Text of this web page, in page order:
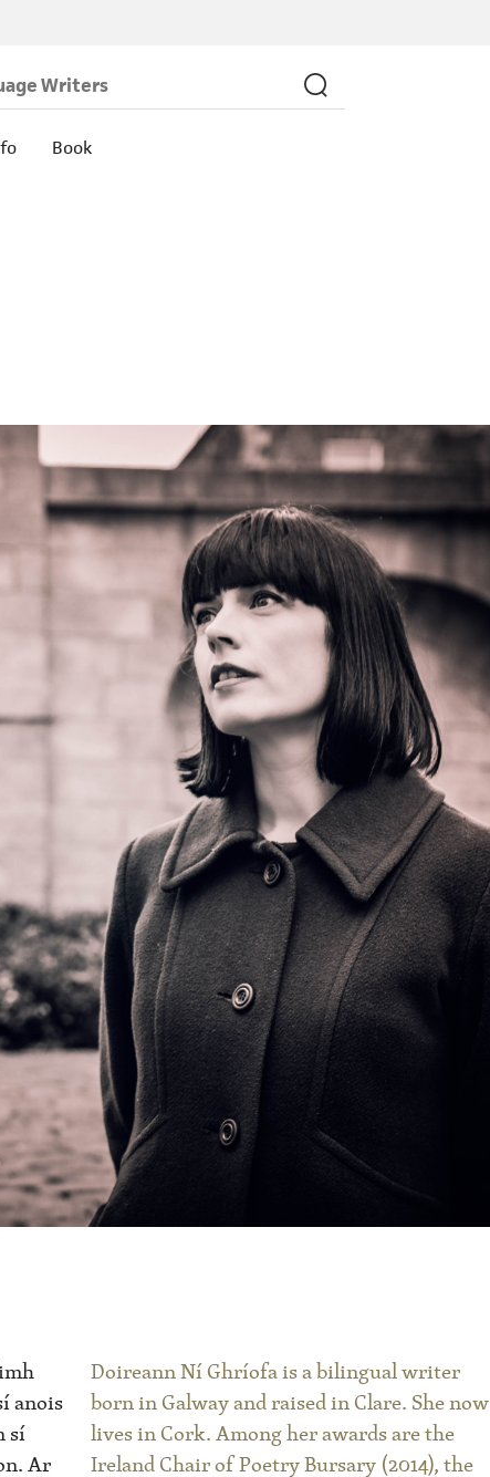
Book
anois
sí
Ar
Doireann Ní Ghríofa is a bilingual writer
born in Galway and raised in Clare. She now
lives in Cork. Among her awards are the
Ireland Chair of Poetry Bursary (2014), the